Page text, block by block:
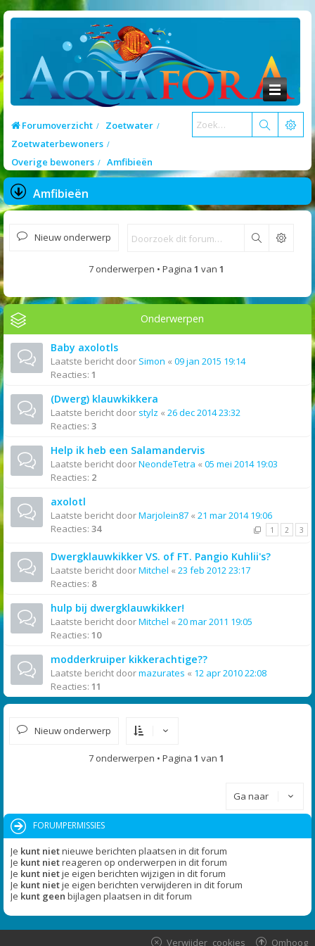
Forumoverzicht
Zoetwater
Zoetwaterbewoners
Overige bewoners
Amfibieën
Amfibieën
Nieuw onderwerp Zoek
7 onderwerpen • Pagina 1 van 1
Onderwerpen
Baby axolotls
Laatste bericht door Simon « 09 jan 2015 19:14
Reacties: 1
(Dwerg) klauwkikkera
Laatste bericht door stylz « 26 dec 2014 23:32
Reacties: 3
Help ik heb een Salamandervis
Laatste bericht doorNeondeTetra « 05 mei 2014 19:03
Reacties: 2
axolotl
Laatste bericht doorMarjolein87 « 21 mar 2014 19:06
Reacties: 34 1 2 3
Dwergklauwkikker VS. of FT. Pangio Kuhlii's?
Laatste bericht doorMitchel « 23 feb 2012 23:17
Reacties: 8
hulp bij dwergklauwkikker!
Laatste bericht doorMitchel « 20 mar 2011 19:05
Reacties: 10
modderkruiper kikkerachtige??
Laatste bericht doormazurates « 12 apr 2010 22:08
Reacties: 11
Nieuw onderwerp
7 onderwerpen • Pagina 1 van 1
Ga naar
FORUMPERMISSIES
Je kunt nietnieuwe berichten plaatsen in dit forum
Je kunt nietreageren op onderwerpen in dit forum
Je kunt nietje eigen berichten wijzigen in dit forum
Je kunt nietje eigen berichten verwijderen in dit forum
Je kunt geen bijlagen plaatsen in dit forum
Omhoog
Verwijder cookies